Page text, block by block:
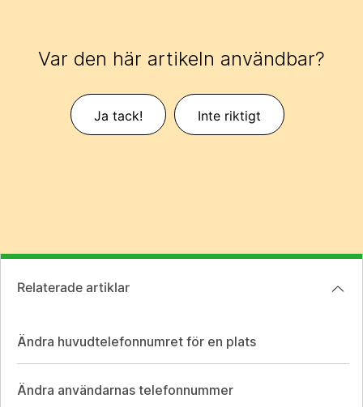
Var den här artikeln användbar?
Ja tack! Inte riktigt
Relaterade artiklar
Ändra huvudtelefonnumret för en plats
Ändra användarnas telefonnummer